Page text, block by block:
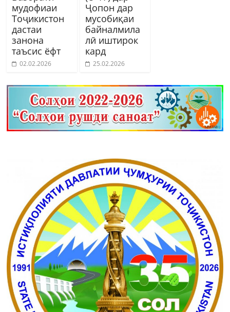
мудофиаи
Тоҷикистон
дастаи
занона
таъсис ёфт
02.02.2026
Ҷопон дар
мусобиқаи
байналмила
лӣ иштирок
кард
25.02.2026